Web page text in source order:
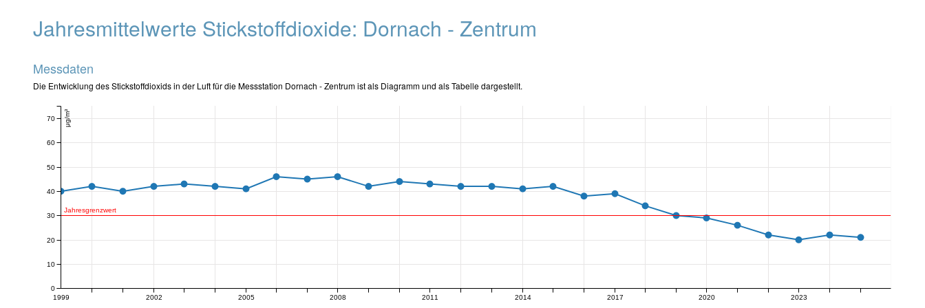
Jahresmittelwerte Stickstoffdioxide: Dornach - Zentrum
Messdaten
Die Entwicklung des Stickstoffdioxids in der Luft für die Messstation Dornach - Zentrum ist als Diagramm und als Tabelle dargestellt.
Jahresgrenzwert
1999 2002 2005 2008 2011 2014 2017 2020 2023
μg/m³
0
10
20
30
40
50
60
70